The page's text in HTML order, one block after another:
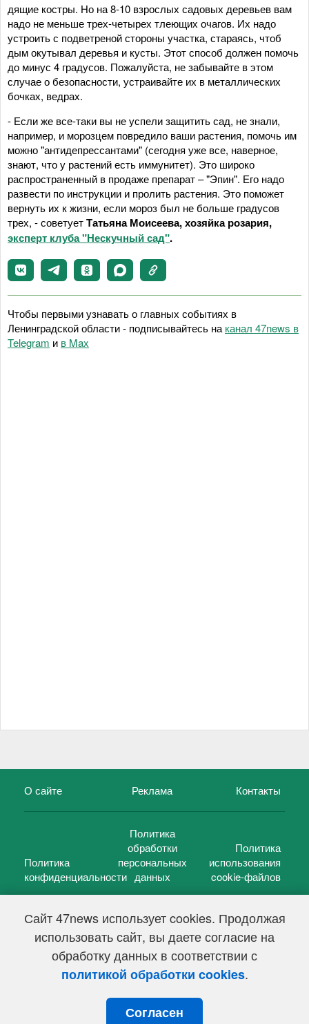
Сайт 47news использует cookies. Продолжая
использовать сайт, вы даете согласие на
обработку данных в соответствии с
политикой обработки cookies.
Согласен
дящие костры. Но на 8-10 взрослых садовых деревьев вам
надо не меньше трех-четырех тлеющих очагов. Их надо
устроить с подветреной стороны участка, стараясь, чтоб
дым окутывал деревья и кусты. Этот способ должен помочь
до минус 4 градусов. Пожалуйста, не забывайте в этом
случае о безопасности, устраивайте их в металлических
бочках, ведрах.
- Если же все-таки вы не успели защитить сад, не знали,
например, и морозцем повредило ваши растения, помочь им
можно "антидепрессантами" (сегодня уже все, наверное,
знают, что у растений есть иммунитет). Это широко
распространенный в продаже препарат – "Эпин". Его надо
развести по инструкции и пролить растения. Это поможет
вернуть их к жизни, если мороз был не больше градусов
трех, - советуетТатьяна Моисеева, хозяйка розария,
эксперт клуба "Нескучный сад".
Чтобы первыми узнавать о главных событиях в
Ленинградской области - подписывайтесь на канал 47news в
Telegram и в Maх
О сайте Реклама Контакты
Политика
конфиденциальности
Политика
обработки
персональных
данных
Политика
использования
cookie-файлов
47 новостей (47 news)2005 — 2026 г.
Свидетельство о регистрации СМИ Эл № ФС 77-39848, выдано
Федеральной службой по надзору в сфере связи,
информационных технологий и массовых коммуникаций